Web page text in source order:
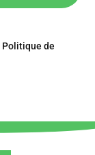
Politique de